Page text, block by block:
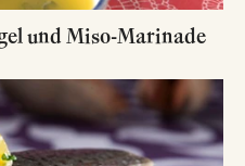
und Miso-Marinade